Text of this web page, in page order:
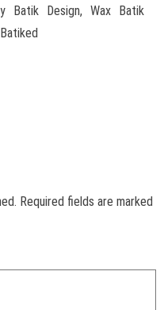
Batik Design, Wax Batik
Required fields are marked